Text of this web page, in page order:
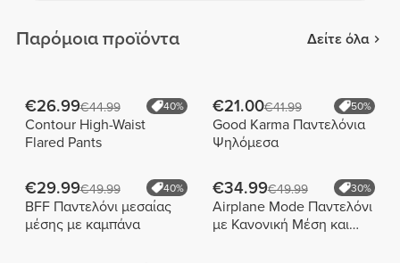
Παρόμοια προϊόντα Δείτε όλα
€26.99€44.99 40%
Contour High-Waist
Flared Pants
€21.00€41.99 50%
Good Karma Παντελόνια
Ψηλόμεσα
€29.99€49.99 40%
BFF Παντελόνι μεσαίας
μέσης με καμπάνα
€34.99€49.99 30%
Airplane Mode Παντελόνι
με Κανονική Μέση και